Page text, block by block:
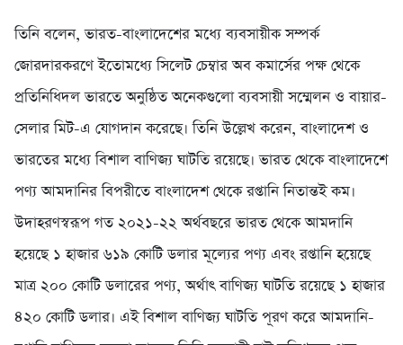
তিনি বলেন, ভারত-বাংলাদেশের মধ্যে ব্যবসায়ীক সম্পর্ক
জোরদারকরণে ইতোমধ্যে সিলেট চেম্বার অব কমার্সের পক্ষ থেকে
প্রতিনিধিদল ভারতে অনুষ্ঠিত অনেকগুলো ব্যবসায়ী সম্মেলন ও বায়ার-
সেলার মিট-এ যোগদান করেছে। তিনি উল্লেখ করেন, বাংলাদেশ ও
ভারতের মধ্যে বিশাল বাণিজ্য ঘাটতি রয়েছে। ভারত থেকে বাংলাদেশে
পণ্য আমদানির বিপরীতে বাংলাদেশ থেকে রপ্তানি নিতান্তই কম।
উদাহরণস্বরূপ গত ২০২১-২২ অর্থবছরে ভারত থেকে আমদানি
হয়েছে ১ হাজার ৬১৯ কোটি ডলার মূল্যের পণ্য এবং রপ্তানি হয়েছে
মাত্র ২০০ কোটি ডলারের পণ্য, অর্থাৎ বাণিজ্য ঘাটতি রয়েছে ১ হাজার
৪২০ কোটি ডলার। এই বিশাল বাণিজ্য ঘাটতি পূরণ করে আমদানি-